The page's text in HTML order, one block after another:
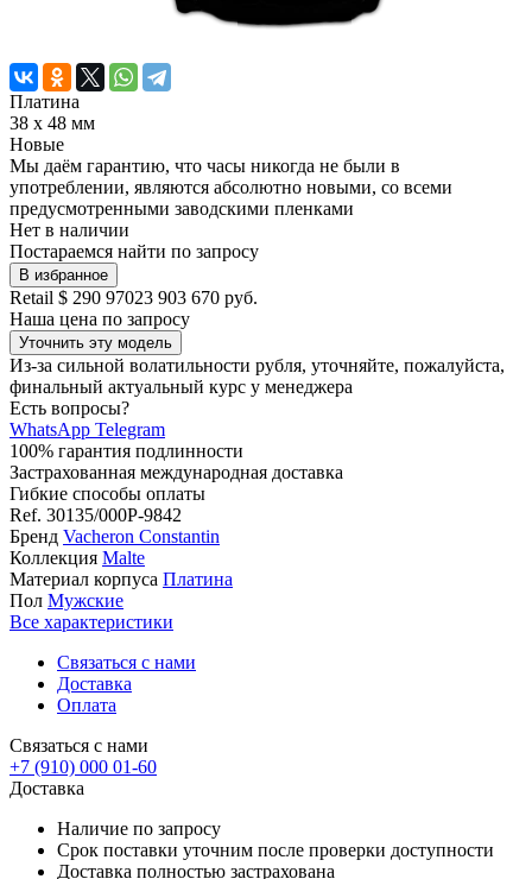
Платина
38 х 48 мм
Новые
Мы даём гарантию, что часы никогда не были в
употреблении, являются абсолютно новыми, со всеми
предусмотренными заводскими пленками
Нет в наличии
Постараемся найти по запросу
В избранное
Retail $ 290 97023 903 670 руб.
Наша цена по запросу
Уточнить эту модель
Из-за сильной волатильности рубля, уточняйте, пожалуйста,
финальный актуальный курс у менеджера
Есть вопросы?
WhatsApp Telegram
100% гарантия подлинности
Застрахованная международная доставка
Гибкие способы оплаты
Ref. 30135/000P-9842
Бренд Vacheron Constantin
Коллекция Malte
Материал корпуса Платина
Пол Мужские
Все характеристики
Связаться с нами
Доставка
Оплата
Связаться с нами
+7 (910) 000 01-60
Доставка
Наличие по запросу
Срок поставки уточним после проверки доступности
Доставка полностью застрахована